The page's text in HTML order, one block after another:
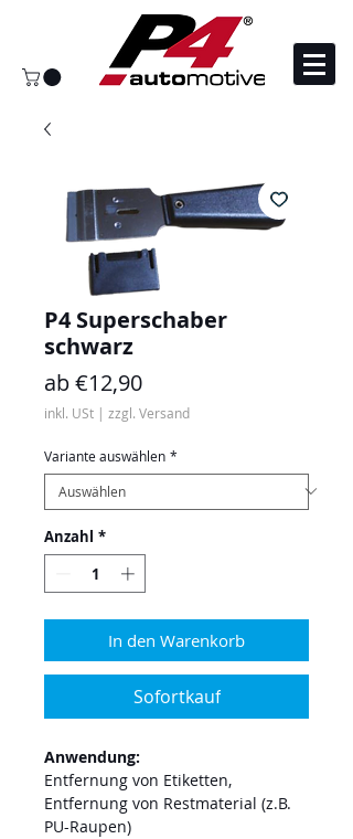
P4 Superschaber
schwarz
ab€12,90Sale-
Preis
inkl. USt | zzgl. Versand
Variante auswählen *
Anzahl *
In den Warenkorb
Sofortkauf
Anwendung:
Entfernung von Etiketten,
Entfernung von Restmaterial (z.B.
PU-Raupen)